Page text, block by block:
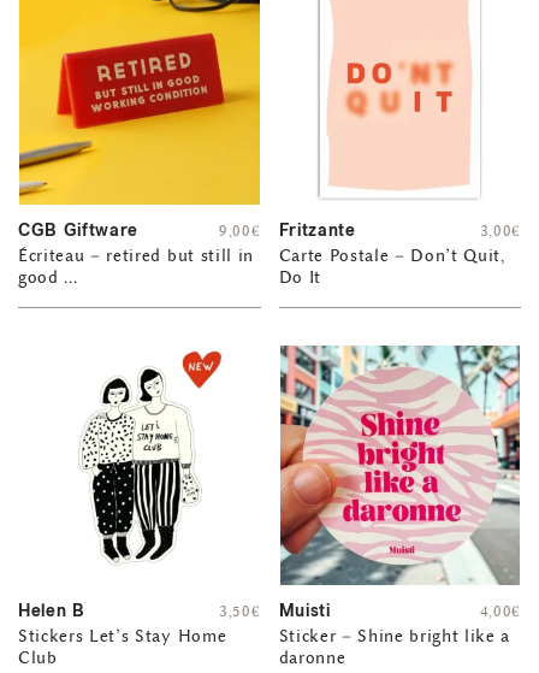
CGB Giftware
Écriteau – retired but still in
good …
9,00€ Fritzante
Carte Postale – Don’t Quit,
Do It
3,00€
Helen B
Stickers Let’s Stay Home
Club
3,50€ Muisti
Sticker – Shine bright like a
daronne
4,00€